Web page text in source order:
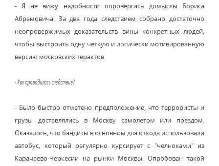
- Я не вижу надобности опровергать домыслы Бориса
Абрамовича. За два года следствием собрано достаточно
неопровержимых доказательств вины конкретных людей,
чтобы выстроить одну четкую и логически мотивированную
версию московских терактов.
- Как проводилось следствие?
- Было быстро отметено предположение, что террористы и
грузы доставлялись в Москву самолетом или поездом.
Оказалось, что бандиты в основном для отхода использовали
автобус, который регулярно курсирует с "челноками" из
Карачаево-Черкесии на рынки Москвы. Опробован такой